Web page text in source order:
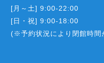
[月～土] 9:00-22:00
[日・祝] 9:00-18:00
(※予約状況により閉館時間